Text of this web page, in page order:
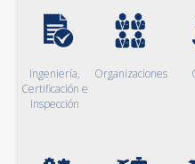
Ingeniería,
Certificación e
Inspección
Organizaciones